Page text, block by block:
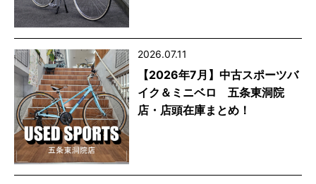
2026.07.11
【2026年7月】中古スポーツバ
イク＆ミニベロ 五条東洞院
店・店頭在庫まとめ！